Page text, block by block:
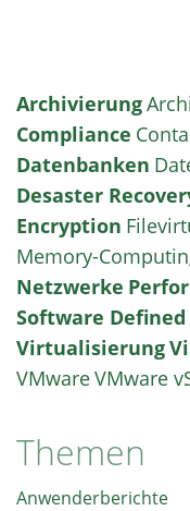
Archivierung
Compliance
Datenbanken
Desaster
Encryption
Memory-
Netzwerke
Software Defined
Virtualisierung
VMwareVMware
Themen
Anwenderberichte